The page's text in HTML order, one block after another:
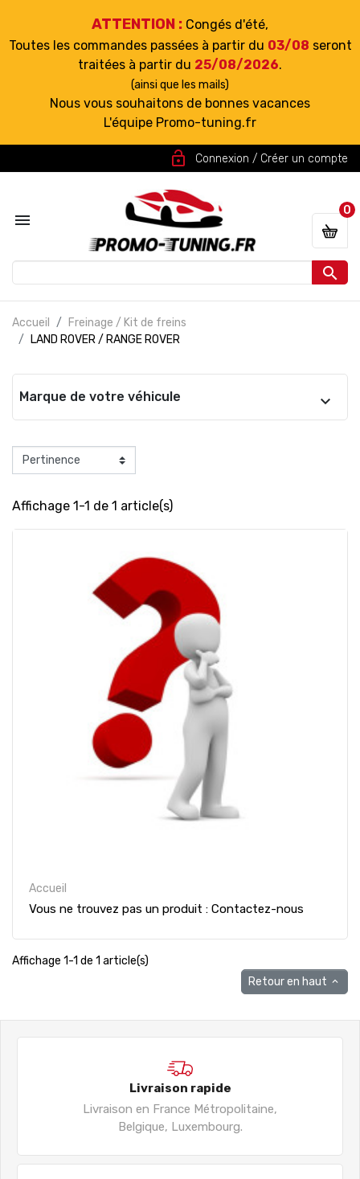
ATTENTION : Congés d'été,
Toutes les commandes passées à partir du 03/08 seront
traitées à partir du 25/08/2026.
(ainsi que les mails)
Nous vous souhaitons de bonnes vacances
L'équipe Promo-tuning.fr
lock_open Connexion / Créer un compte


0
Accueil
Freinage / Kit de freins
LAND ROVER / RANGE ROVER
Marque de votre véhicule
Affichage 1-1 de 1 article(s)
Accueil
Vous ne trouvez pas un produit : Contactez-nous
Affichage 1-1 de 1 article(s)
Retour en haut 
Livraison rapide
Livraison en France Métropolitaine,
Belgique, Luxembourg.